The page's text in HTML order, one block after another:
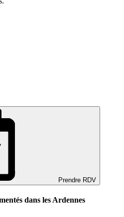
Prendre RDV
dans les Ardennes